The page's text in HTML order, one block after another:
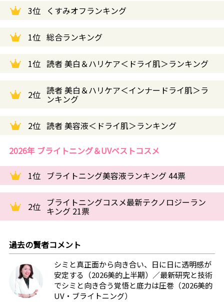
3位 くすみオフランキング
1位 総合ランキング
1位 読者 美白＆ハリケア＜ドライ肌＞ランキング
2位 読者 美白＆ハリケア＜インナードライ肌＞ラ
ンキング
2位 読者 美容液＜ドライ肌＞ランキング
2026年 ブライトニング＆UVベストコスメ
1位 ブライトニング美容液ランキング 44票
2位 ブライトニングコスメ最新テクノロジーラン
キング 21票
過去の賢者コメント
シミと真正面から向き合い、日に日に透明感が
安定する（2026美的上半期）／最新研究と技術
でシミと向き合う覚悟と底力は圧巻（2026美的
UV・ブライトニング）